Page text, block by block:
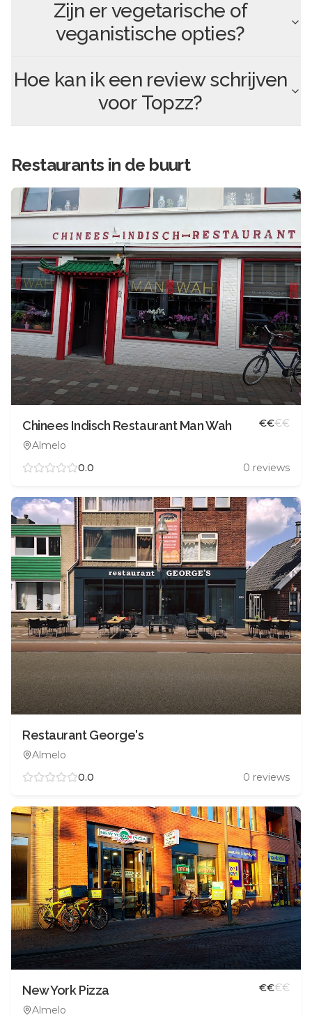
Zijn er vegetarische of
veganistische opties?
Hoe kan ik een review schrijven
voor Topzz?
Restaurants in de buurt
Chinees Indisch Restaurant Man Wah
Almelo
€€€€
0.0 0 reviews
Restaurant George's
Almelo
0.0
0 reviews
New York Pizza
Almelo
€€€€